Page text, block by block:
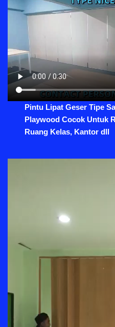
Pintu Lipat Geser Tipe
Playwood Cocok Untuk
Ruang Kelas, Kantor dll